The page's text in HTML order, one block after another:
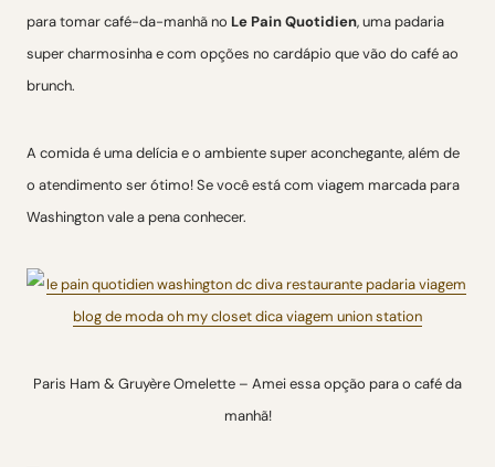
para tomar café-da-manhã no Le Pain Quotidien, uma padaria
super charmosinha e com opções no cardápio que vão do café ao
brunch.
A comida é uma delícia e o ambiente super aconchegante, além de
o atendimento ser ótimo! Se você está com viagem marcada para
Washington vale a pena conhecer.
Paris Ham & Gruyère Omelette – Amei essa opção para o café da
manhã!